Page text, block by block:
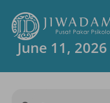
June 11, 2026